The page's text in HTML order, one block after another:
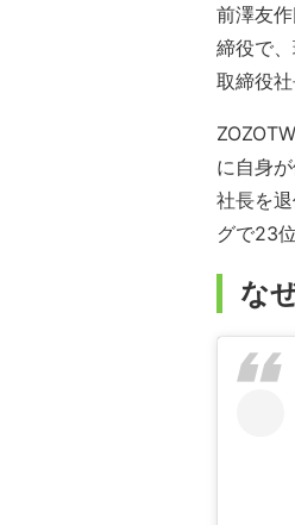
前澤友
締役で
取締役社
に自身
社長を
グで23
な